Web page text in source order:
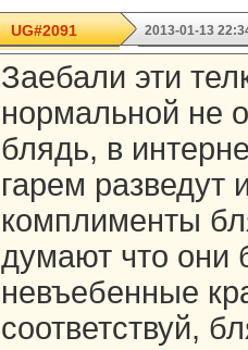
UG#2091 2013-01-13
Заебали эти
нормальной не
блядь, в
гарем разведут
комплименты
думают что они
невъебенные
соответствуй,